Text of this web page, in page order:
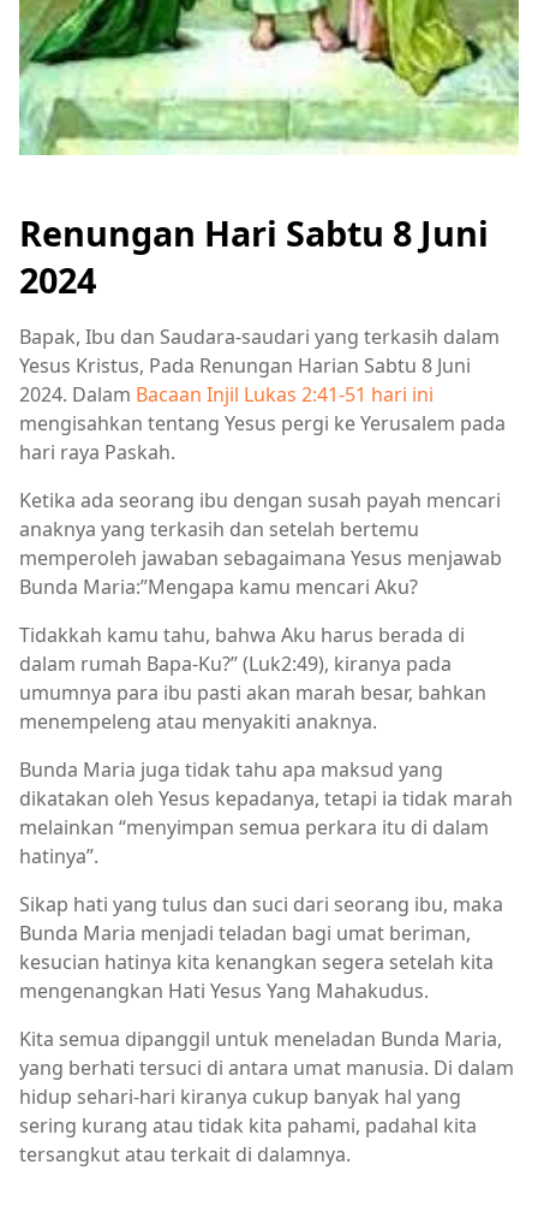
Renungan Hari Sabtu 8 Juni
2024
Bapak, Ibu dan Saudara-saudari yang terkasih dalam
Yesus Kristus, Pada Renungan Harian Sabtu 8 Juni
2024. Dalam Bacaan Injil Lukas 2:41-51 hari ini
mengisahkan tentang Yesus pergi ke Yerusalem pada
hari raya Paskah.
Ketika ada seorang ibu dengan susah payah mencari
anaknya yang terkasih dan setelah bertemu
memperoleh jawaban sebagaimana Yesus menjawab
Bunda Maria:”Mengapa kamu mencari Aku?
Tidakkah kamu tahu, bahwa Aku harus berada di
dalam rumah Bapa-Ku?” (Luk2:49), kiranya pada
umumnya para ibu pasti akan marah besar, bahkan
menempeleng atau menyakiti anaknya.
Bunda Maria juga tidak tahu apa maksud yang
dikatakan oleh Yesus kepadanya, tetapi ia tidak marah
melainkan “menyimpan semua perkara itu di dalam
hatinya”.
Sikap hati yang tulus dan suci dari seorang ibu, maka
Bunda Maria menjadi teladan bagi umat beriman,
kesucian hatinya kita kenangkan segera setelah kita
mengenangkan Hati Yesus Yang Mahakudus.
Kita semua dipanggil untuk meneladan Bunda Maria,
yang berhati tersuci di antara umat manusia. Di dalam
hidup sehari-hari kiranya cukup banyak hal yang
sering kurang atau tidak kita pahami, padahal kita
tersangkut atau terkait di dalamnya.